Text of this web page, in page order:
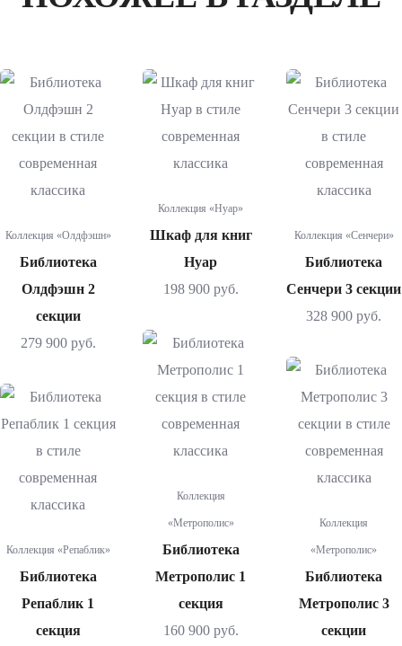
Коллекция «Олдфэшн»
Библиотека
Олдфэшн 2
секции
279 900 руб.
Коллекция «Нуар»
Шкаф для книг
Нуар
198 900 руб.
Коллекция «Сенчери»
Библиотека
Сенчери 3 секции
328 900 руб.
Коллекция
«Метрополис»
Библиотека
Метрополис 1
секция
160 900 руб.
Коллекция
«Метрополис»
Библиотека
Метрополис 3
секции
Коллекция «Репаблик»
Библиотека
Репаблик 1
секция